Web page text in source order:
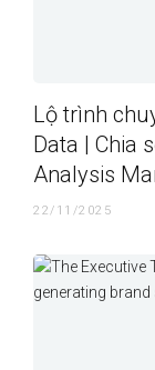
Lộ trình
Data | Chia
Analysis
22/11/2025